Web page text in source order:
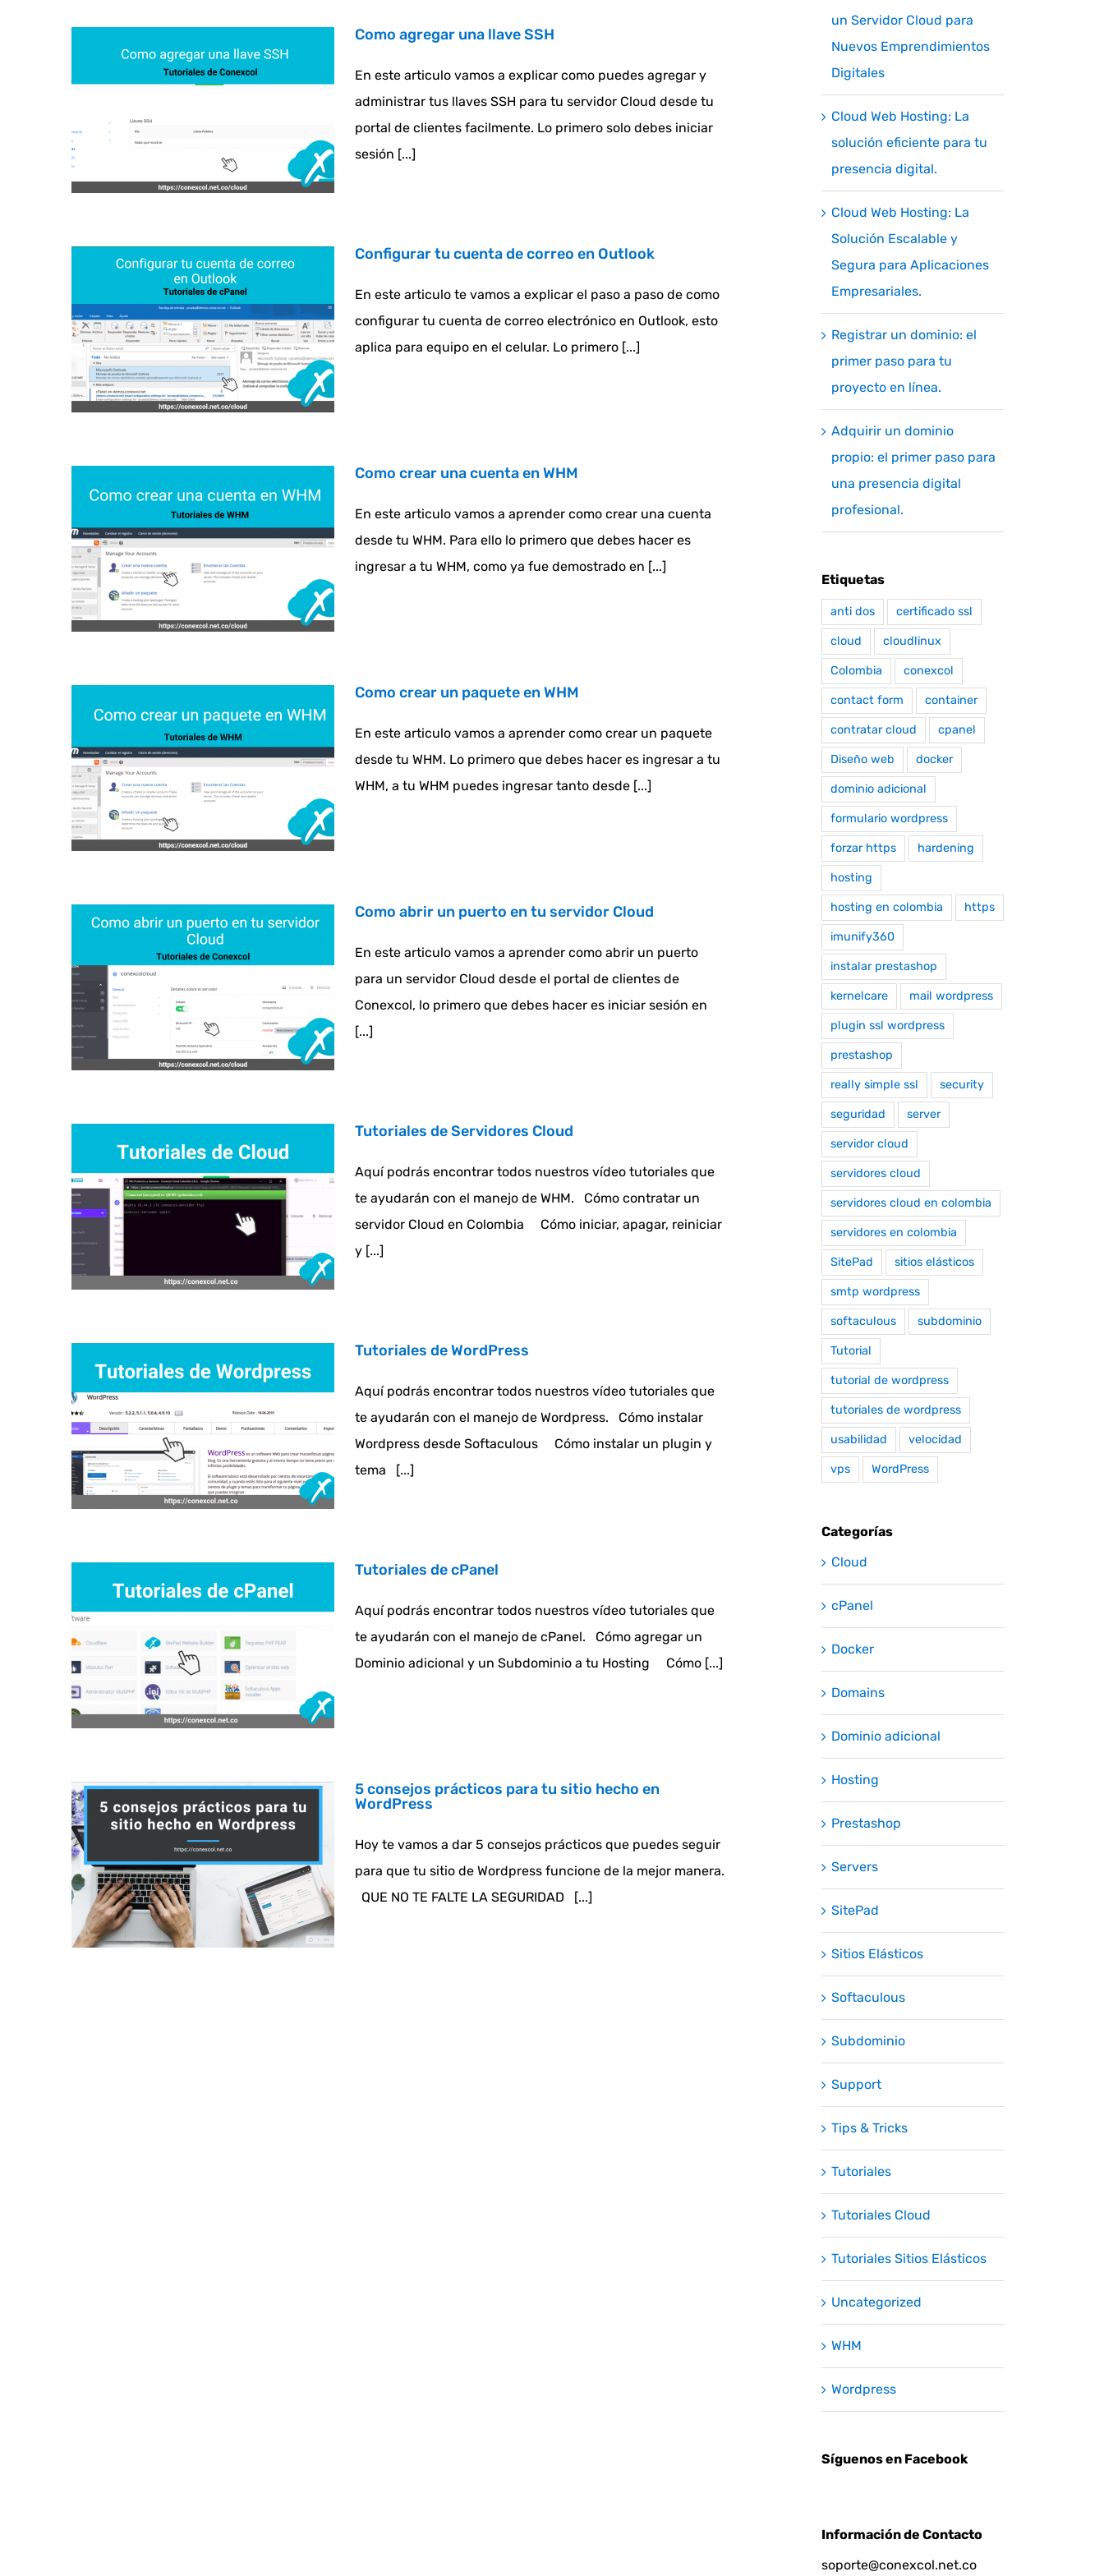
Como agregar una llave SSH
En este articulo vamos a explicar como puedes agregar y
administrar tus llaves SSH para tu servidor Cloud desde tu
portal de clientes facilmente. Lo primero solo debes iniciar
sesión [...]
Configurar tu cuenta de correo en Outlook
En este articulo te vamos a explicar el paso a paso de como
configurar tu cuenta de correo electrónico en Outlook, esto
aplica para equipo en el celular. Lo primero [...]
Como crear una cuenta en WHM
En este articulo vamos a aprender como crear una cuenta
desde tu WHM. Para ello lo primero que debes hacer es
ingresar a tu WHM, como ya fue demostrado en [...]
Como crear un paquete en WHM
En este articulo vamos a aprender como crear un paquete
desde tu WHM. Lo primero que debes hacer es ingresar a tu
WHM, a tu WHM puedes ingresar tanto desde [...]
Como abrir un puerto en tu servidor Cloud
En este articulo vamos a aprender como abrir un puerto
para un servidor Cloud desde el portal de clientes de
Conexcol, lo primero que debes hacer es iniciar sesión en
[...]
Tutoriales de Servidores Cloud
Aquí podrás encontrar todos nuestros vídeo tutoriales que
te ayudarán con el manejo de WHM. Cómo contratar un
servidor Cloud en Colombia Cómo iniciar, apagar, reiniciar
y [...]
Tutoriales de WordPress
Aquí podrás encontrar todos nuestros vídeo tutoriales que
te ayudarán con el manejo de Wordpress. Cómo instalar
Wordpress desde Softaculous Cómo instalar un plugin y
tema [...]
Tutoriales de cPanel
Aquí podrás encontrar todos nuestros vídeo tutoriales que
te ayudarán con el manejo de cPanel. Cómo agregar un
Dominio adicional y un Subdominio a tu Hosting Cómo [...]
5 consejos prácticos para tu sitio hecho en
WordPress
Hoy te vamos a dar 5 consejos prácticos que puedes seguir
para que tu sitio de Wordpress funcione de la mejor manera.
QUE NO TE FALTE LA SEGURIDAD [...]
un Servidor Cloud para
Nuevos Emprendimientos
Digitales
Cloud Web Hosting: La
solución eficiente para tu
presencia digital.
Cloud Web Hosting: La
Solución Escalable y
Segura para Aplicaciones
Empresariales.
Registrar un dominio: el
primer paso para tu
proyecto en línea.
Adquirir un dominio
propio: el primer paso para
una presencia digital
profesional.
Etiquetas
anti dos certificado ssl
cloud cloudlinux
Colombia conexcol
contact form container
contratar cloud cpanel
Diseño web docker
dominio adicional
formulario wordpress
forzar https hardening
hosting
hosting en colombia https
imunify360
instalar prestashop
kernelcare mail wordpress
plugin ssl wordpress
prestashop
really simple ssl security
seguridad server
servidor cloud
servidores cloud
servidores cloud en colombia
servidores en colombia
SitePad sitios elásticos
smtp wordpress
softaculous subdominio
Tutorial
tutorial de wordpress
tutoriales de wordpress
usabilidad velocidad
vps WordPress
Categorías
Cloud
cPanel
Docker
Domains
Dominio adicional
Hosting
Prestashop
Servers
SitePad
Sitios Elásticos
Softaculous
Subdominio
Support
Tips & Tricks
Tutoriales
Tutoriales Cloud
Tutoriales Sitios Elásticos
Uncategorized
WHM
Wordpress
Síguenos en Facebook
Información de Contacto
soporte@conexcol.net.co